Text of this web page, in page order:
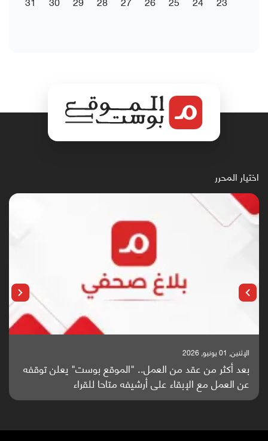
اختيار المحرر
الإثنين, 25 مايو, 2026
باحثون من اليمن يدخلون سباق أبحاث ألزهايمر بدراسة
واعدة منشورة عالميا (ترجمة)